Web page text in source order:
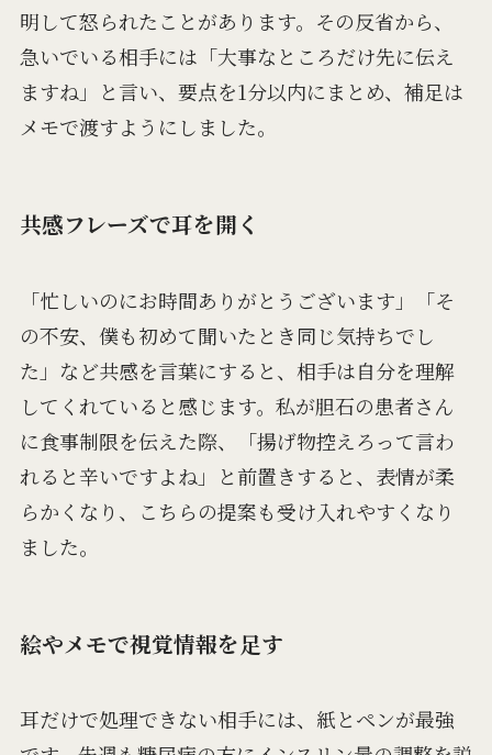
明して怒られたことがあります。その反省から、
急いでいる相手には「大事なところだけ先に伝え
ますね」と言い、要点を1分以内にまとめ、補足は
メモで渡すようにしました。
共感フレーズで耳を開く
「忙しいのにお時間ありがとうございます」「そ
の不安、僕も初めて聞いたとき同じ気持ちでし
た」など共感を言葉にすると、相手は自分を理解
してくれていると感じます。私が胆石の患者さん
に食事制限を伝えた際、「揚げ物控えろって言わ
れると辛いですよね」と前置きすると、表情が柔
らかくなり、こちらの提案も受け入れやすくなり
ました。
絵やメモで視覚情報を足す
耳だけで処理できない相手には、紙とペンが最強